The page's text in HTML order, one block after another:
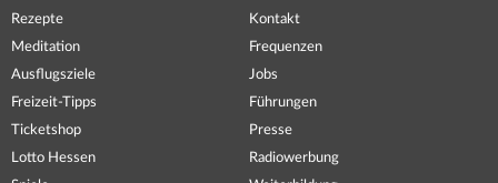
Rezepte
Meditation
Ausflugsziele
Freizeit-Tipps
Ticketshop
Lotto Hessen
Kontakt
Frequenzen
Jobs
Führungen
Presse
Radiowerbung